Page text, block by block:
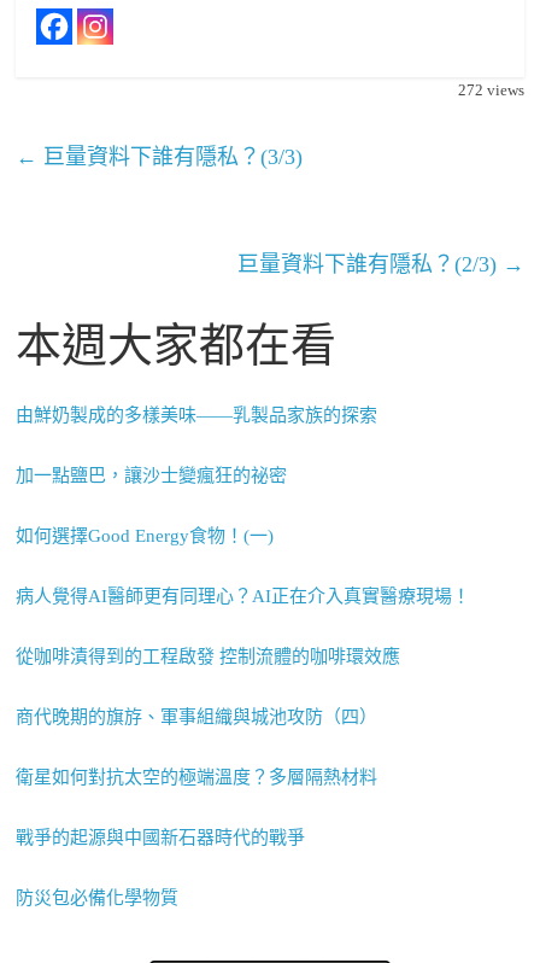
272 views
← 巨量資料下誰有隱私？(3/3)
巨量資料下誰有隱私？(2/3) →
本週大家都在看
由鮮奶製成的多樣美味——乳製品家族的探索
加一點鹽巴，讓沙士變瘋狂的祕密
如何選擇Good Energy食物！(一)
病人覺得AI醫師更有同理心？AI正在介入真實醫療現場！
從咖啡漬得到的工程啟發 控制流體的咖啡環效應
商代晚期的旗斿、軍事組織與城池攻防（四）
衛星如何對抗太空的極端溫度？多層隔熱材料
戰爭的起源與中國新石器時代的戰爭
防災包必備化學物質